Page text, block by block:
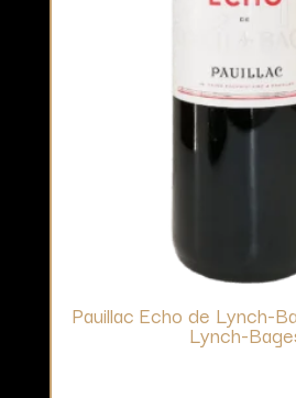
Pauillac Echo de Lynch-
Lynch-